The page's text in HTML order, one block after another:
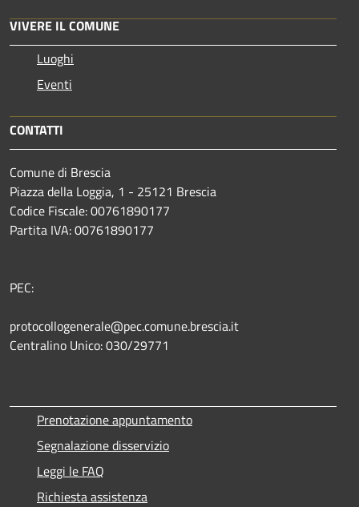
VIVERE IL COMUNE
Luoghi
Eventi
CONTATTI
Comune di Brescia
Piazza della Loggia, 1 - 25121 Brescia
Codice Fiscale: 00761890177
Partita IVA: 00761890177
PEC:
protocollogenerale@pec.comune.brescia.it
Centralino Unico: 030/29771
Prenotazione appuntamento
Segnalazione disservizio
Leggi le FAQ
Richiesta assistenza